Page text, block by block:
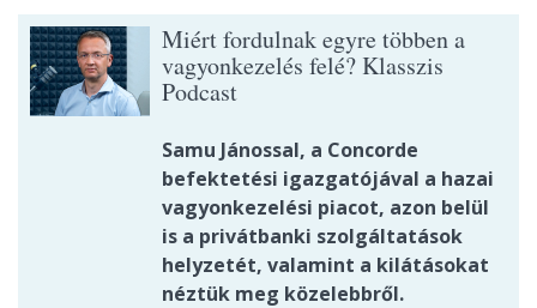
Miért fordulnak egyre többen a
vagyonkezelés felé? Klasszis
Podcast
Samu Jánossal, a Concorde
befektetési igazgatójával a hazai
vagyonkezelési piacot, azon belül
is a privátbanki szolgáltatások
helyzetét, valamint a kilátásokat
néztük meg közelebbről.